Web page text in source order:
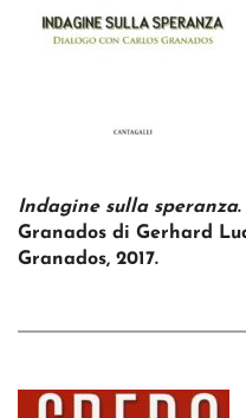
Indagine sulla speranza
Granados di Gerhard
Granados, 2017.